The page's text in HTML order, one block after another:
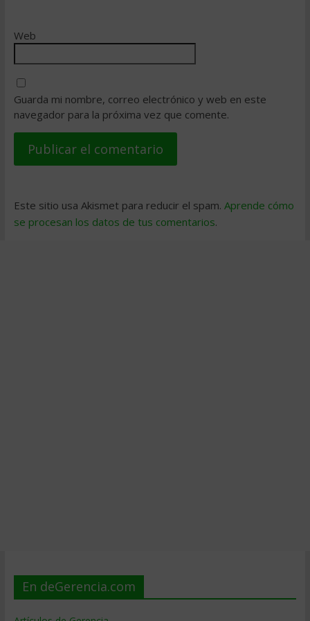
Web
Guarda mi nombre, correo electrónico y web en este
navegador para la próxima vez que comente.
Este sitio usa Akismet para reducir el spam. Aprende cómo
se procesan los datos de tus comentarios.
En deGerencia.com